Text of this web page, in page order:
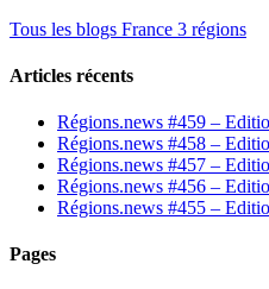
Tous les blogs France 3 régions
Articles récents
Régions.news #459 –
Régions.news #458 –
Régions.news #457 –
Régions.news #456 –
Régions.news #455 –
Pages